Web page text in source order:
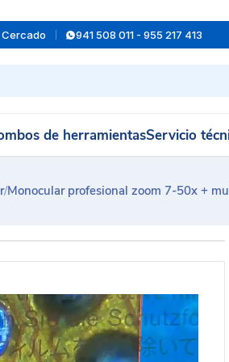
Cercado 941 508 011 - 955 217 413
de herramientasServicio
/Monocular profesional zoom 7-50x +